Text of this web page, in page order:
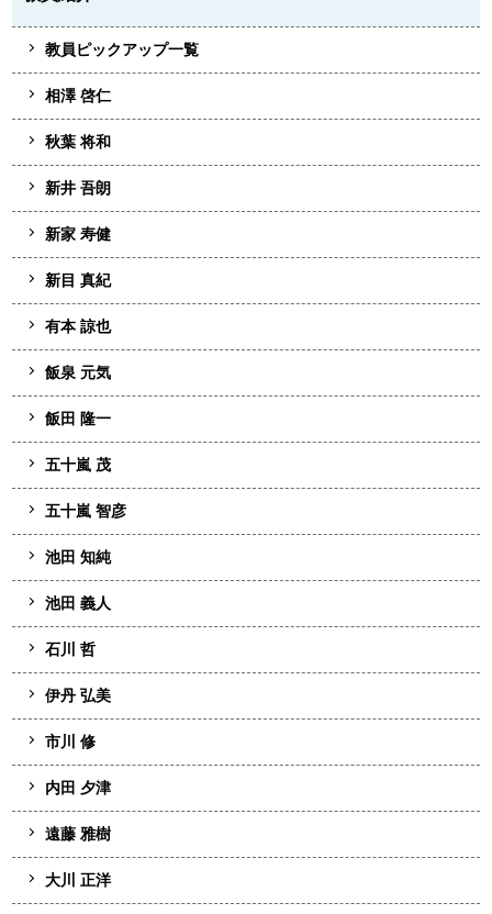
教員ピックアップ一覧
相澤 啓仁
秋葉 将和
新井 吾朗
新家 寿健
新目 真紀
有本 諒也
飯泉 元気
飯田 隆一
五十嵐 茂
五十嵐 智彦
池田 知純
池田 義人
石川 哲
伊丹 弘美
市川 修
内田 夕津
遠藤 雅樹
大川 正洋